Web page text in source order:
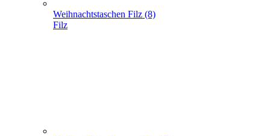
Weihnachtstaschen Filz (8)
Filz